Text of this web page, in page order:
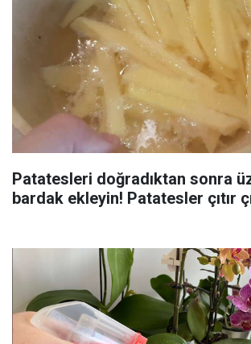
Patatesleri doğradıktan sonra
bardak ekleyin! Patatesler çıtır